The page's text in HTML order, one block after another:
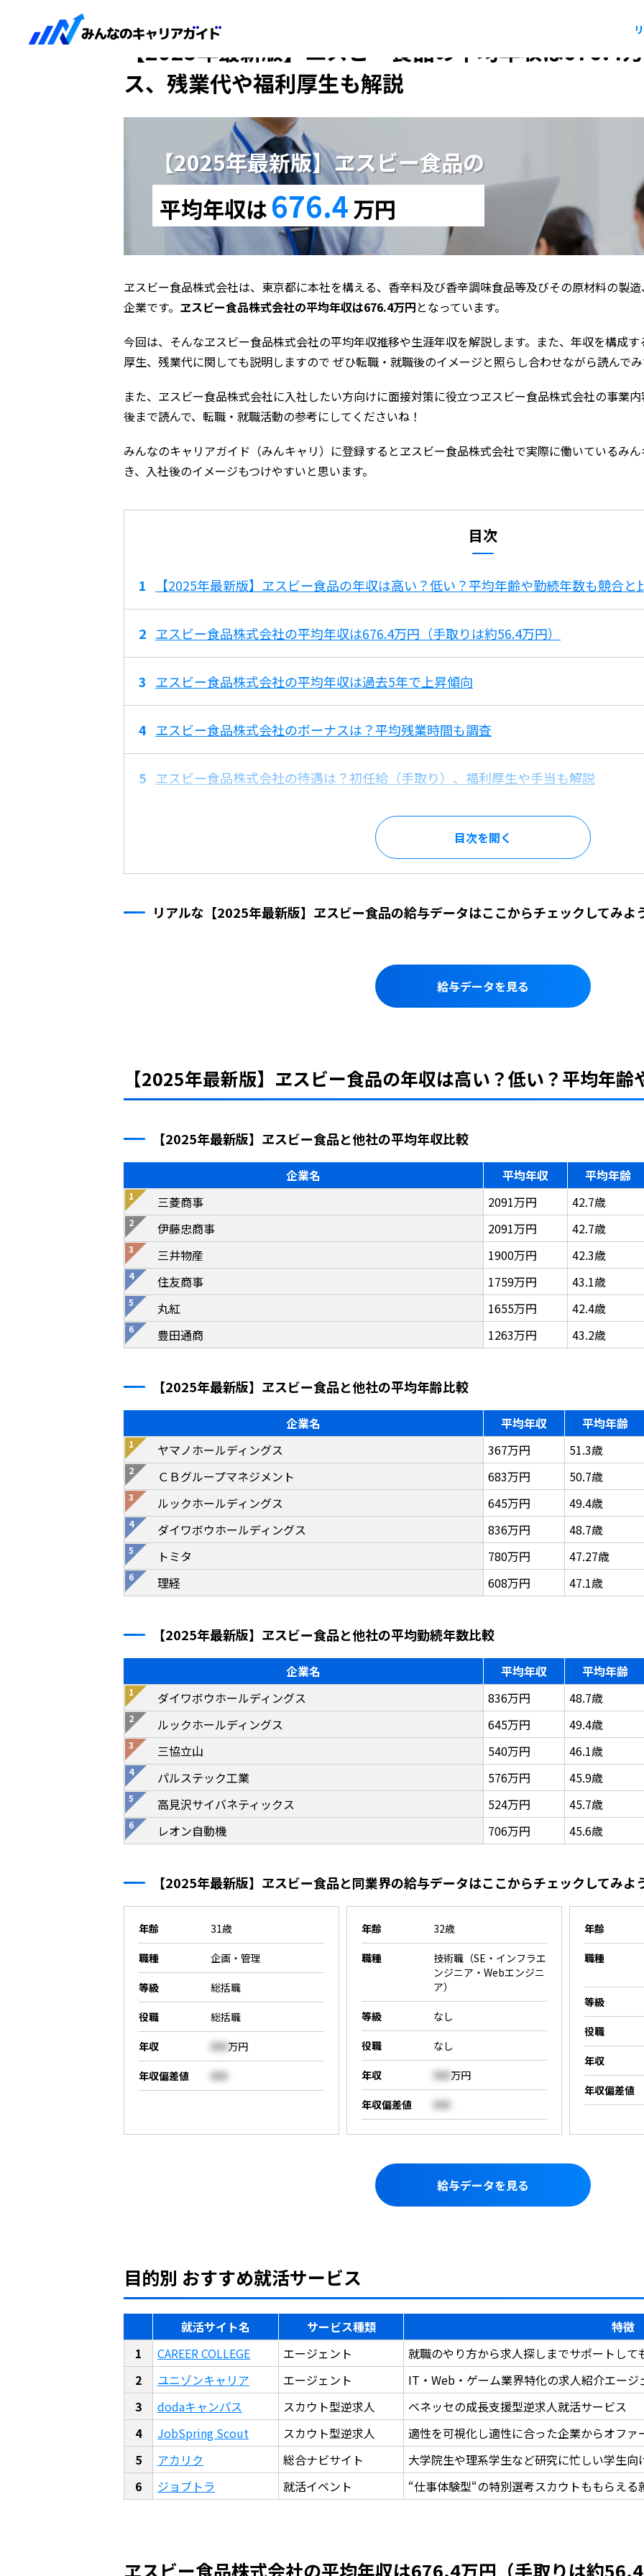
【2025年最新版】ヱスビー食品の平均年収は676.4
ス、残業代や福利厚生も解説
【2025年最新版】ヱスビー食品の
平均年収は676.4万円
ヱスビー食品株式会社は、東京都に本社を構える、香辛料及び香辛調味食品等及びその原材料の製
企業です。 ヱスビー食品株式会社の平均年収は676.4万円となっています。
今回は、そんなヱスビー食品株式会社の平均年収推移や生涯年収を解説します。また、年収を構成
厚生、残業代に関しても説明しますので ぜひ転職・就職後のイメージと照らし合わせながら読んで
また、ヱスビー食品株式会社に入社したい方向けに面接対策に役立つヱスビー食品株式会社の事業
後まで読んで、転職・就職活動の参考にしてくださいね！
みんなのキャリアガイド（みんキャリ）に登録するとヱスビー食品株式会社で実際に働いているみ
き、入社後のイメージもつけやすいと思います。
目次
【2025年最新版】ヱスビー食品の年収は高い？低い？平均年齢や勤続年数も競合と
ヱスビー食品株式会社の平均年収は676.4万円（手取りは約56.4万円）
ヱスビー食品株式会社の平均年収は過去5年で上昇傾向
ヱスビー食品株式会社のボーナスは？平均残業時間も調査
ヱスビー食品株式会社の待遇は？初任給（手取り）、福利厚生や手当も解説
目次を
リアルな【2025年最新版】ヱスビー食品の給与データはここからチェックしてみよ
給与データを見る
【2025年最新版】ヱスビー食品の年収は高い？低い？平均年
【2025年最新版】ヱスビー食品と他社の平均年収比較
企業名 平均年収
平均年齢
三菱商事
2091万円
42.7歳
伊藤忠商事
2091万円
42.7歳
三井物産
1900万円
42.3歳
住友商事
1759万円
43.1歳
丸紅
1655万円
42.4歳
豊田通商
1263万円 43.2歳
【2025年最新版】ヱスビー食品と他社の平均年齢比較
企業名 平均年収
平均年齢
ヤマノホールディングス
367万円
51.3歳
ＣＢグループマネジメント
683万円
50.7歳
ルックホールディングス
645万円
49.4歳
ダイワボウホールディングス
836万円
48.7歳
トミタ
780万円
47.27歳
理経
608万円 47.1歳
【2025年最新版】ヱスビー食品と他社の平均勤続年数比較
企業名 平均年収
平均年齢
ダイワボウホールディングス
836万円
48.7歳
ルックホールディングス
645万円
49.4歳
三協立山
540万円
46.1歳
パルステック工業
576万円
45.9歳
高見沢サイバネティックス
524万円
45.7歳
レオン自動機
706万円 45.6歳
【2025年最新版】ヱスビー食品と同業界の給与データはここからチェックしてみよ
年齢 31歳
職種 企画・管理
等級 総括職
役職 総括職
年収 000 万円
年収偏差値 000
年齢 32歳
職種
技術職（SE・インフラエ
ンジニア・Webエンジニ
ア）
等級 なし
役職 なし
年収 000 万円
年収偏差値 000
年齢
職種
等級
役職
年収
年収偏差値
給与データを見る
目的別 おすすめ就活サービス
就活サイト名 サービス種類
特徴
CAREER COLLEGE
エージェント
就職のやり方から求人探しまでサポートして
ユニゾンキャリア
エージェント
IT・Web・ゲーム業界特化の求人紹介エージ
dodaキャンパス
スカウト型逆求人
ベネッセの成長支援型逆求人就活サービス
JobSpring Scout
スカウト型逆求人
適性を可視化し適性に合った企業からオファ
アカリク
総合ナビサイト
大学院生や理系学生など研究に忙しい学生向
ジョブトラ
就活イベント “仕事体験型“の特別選考スカウトももらえる
ヱスビー食品株式会社の平均年収は676.4万円（手取りは約